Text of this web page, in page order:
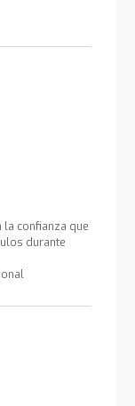
la confianza que
durante